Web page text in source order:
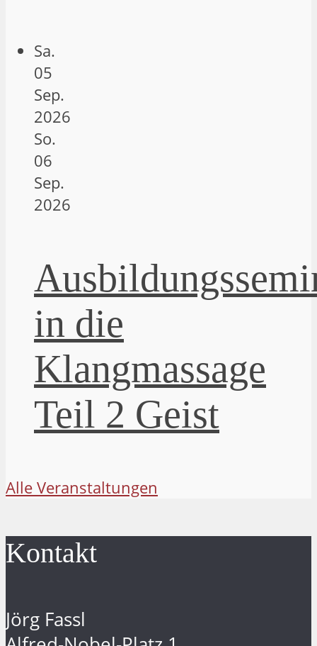
Sa.
05
Sep.
2026
So.
06
Sep.
2026
in die
Klangmassage
Teil 2 Geist
Alle Veranstaltungen
Kontakt
Jörg Fassl